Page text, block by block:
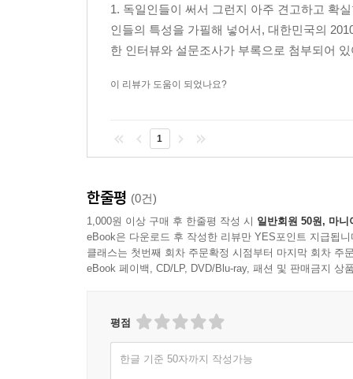
1. 독일인들이 써서 그런지 아주 견고하고 확
인들의 특성을 가필해 넣어서, 대한민국의
한 인터뷰와 설문조사가 부록으로 첨부되어
이 리뷰가 도움이 되었나요?
1
한줄평 (0건)
1,000원 이상 구매 후 한줄평 작성 시 일반회원 50원, 마니
eBook은 다운로드 후 작성한 리뷰만 YES포인트 지급됩니
클래스는 첫번째 회차 주문확정 시점부터 마지막 회차 주
eBook 페이백, CD/LP, DVD/Blu-ray, 패션 및 판매금지 상
평점
한글 기준 50자까지 작성가능